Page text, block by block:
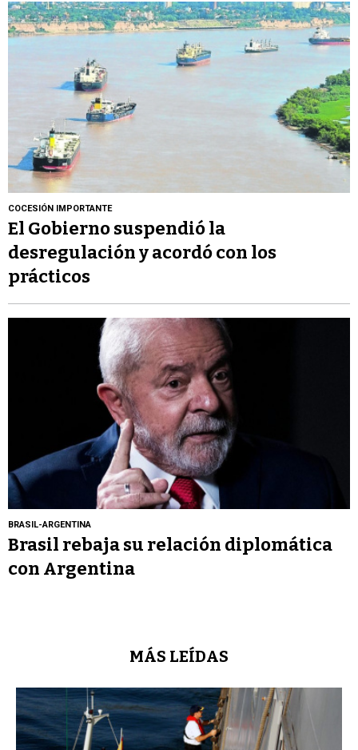
COCESIÓN IMPORTANTE
El Gobierno suspendió la
desregulación y acordó con los
prácticos
BRASIL-ARGENTINA
Brasil rebaja su relación diplomática
con Argentina
MÁS LEÍDAS